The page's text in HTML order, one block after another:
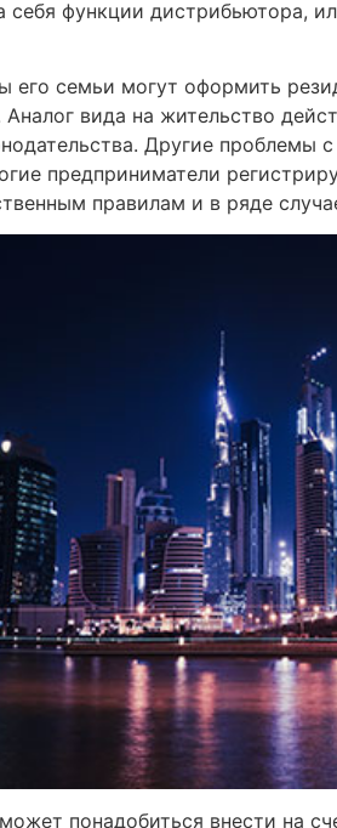
функции дистрибьютора,
его семьи могут оформить
вида на жительство
Другие проблемы
предприниматели
правилам и в ряде
понадобиться внести на